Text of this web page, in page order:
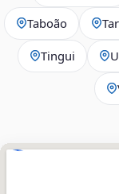
Taboão
Tingui